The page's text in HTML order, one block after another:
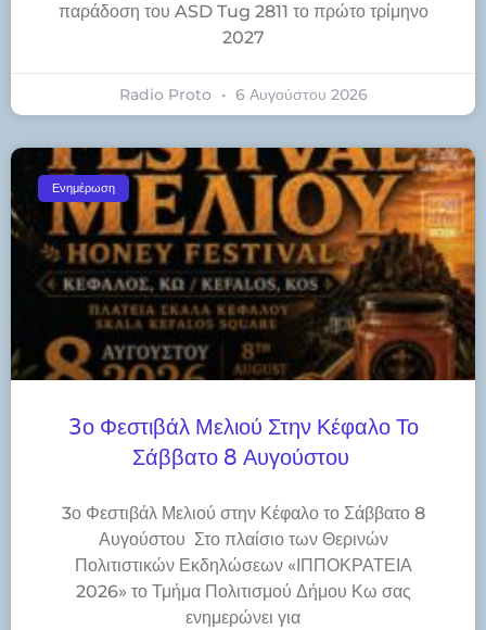
παράδοση του ASD Tug 2811 το πρώτο τρίμηνο
2027
Radio Proto 6 Αυγούστου 2026
Ενημέρωση
3ο Φεστιβάλ Μελιού Στην Κέφαλο Το
Σάββατο 8 Αυγούστου
3ο Φεστιβάλ Μελιού στην Κέφαλο το Σάββατο 8
Αυγούστου Στο πλαίσιο των Θερινών
Πολιτιστικών Εκδηλώσεων «ΙΠΠΟΚΡΑΤΕΙΑ
2026» το Τμήμα Πολιτισμού Δήμου Κω σας
ενημερώνει για